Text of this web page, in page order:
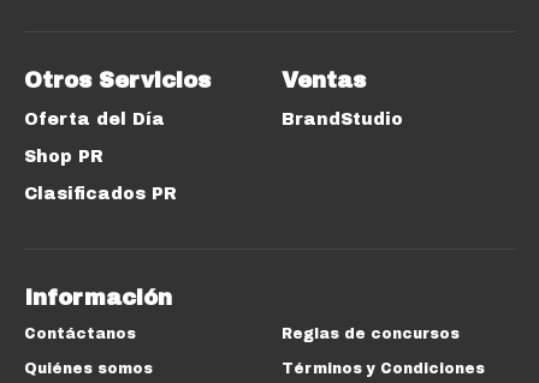
Otros Servicios
Oferta del Día
Shop PR
Clasificados PR
Ventas
BrandStudio
Información
Contáctanos
Quiénes somos
Reglas de concursos
Términos y Condiciones